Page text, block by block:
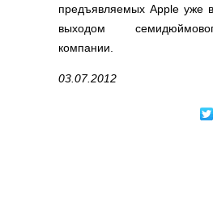
предъявляемых Apple уже
выходом
компании.
03.07.2012